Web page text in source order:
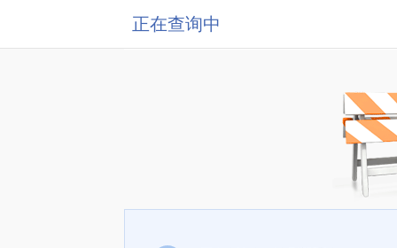
正在查询中